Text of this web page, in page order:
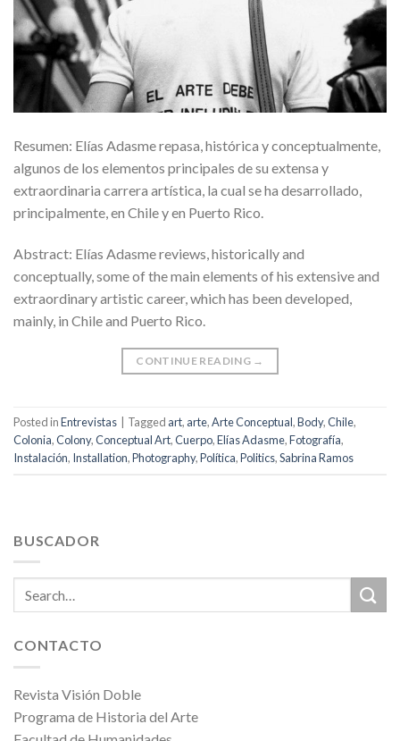
Resumen: Elías Adasme repasa, histórica y conceptualmente,
algunos de los elementos principales de su extensa y
extraordinaria carrera artística, la cual se ha desarrollado,
principalmente, en Chile y en Puerto Rico.
Abstract: Elías Adasme reviews, historically and
conceptually, some of the main elements of his extensive and
extraordinary artistic career, which has been developed,
mainly, in Chile and Puerto Rico.
CONTINUE READING →
Posted inEntrevistas Tagged art, arte,Arte Conceptual,Body,Chile,
Colonia,Colony,Conceptual Art,Cuerpo,Elías Adasme,Fotografía,
Instalación, Installation,Photography,Política,Politics,Sabrina Ramos
BUSCADOR
CONTACTO
Revista Visión Doble
Programa de Historia del Arte